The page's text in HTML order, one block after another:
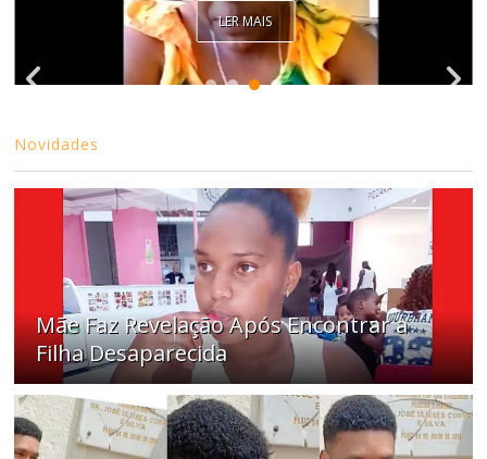
LER MAIS
Novidades
Mãe Faz Revelação Após Encontrar a
Filha Desaparecida